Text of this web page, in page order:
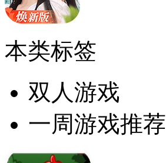
本类标签
双人游戏
一周游戏推荐